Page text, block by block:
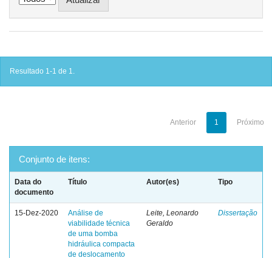
Resultado 1-1 de 1.
Anterior 1 Próximo
Conjunto de itens:
Data do
documento
Título Autor(es) Tipo
15-Dez-2020
Análise de
viabilidade técnica
de uma bomba
hidráulica compacta
de deslocamento
Leite, Leonardo
Geraldo
Dissertação